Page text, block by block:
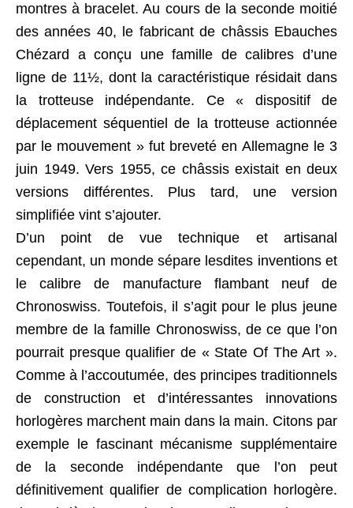
montres à bracelet. Au cours de la seconde moitié
des années 40, le fabricant de châssis Ebauches
Chézard a conçu une famille de calibres d’une
ligne de 11½, dont la caractéristique résidait dans
la trotteuse indépendante. Ce « dispositif de
déplacement séquentiel de la trotteuse actionnée
par le mouvement » fut breveté en Allemagne le 3
juin 1949. Vers 1955, ce châssis existait en deux
versions différentes. Plus tard, une version
simplifiée vint s’ajouter.
D’un point de vue technique et artisanal
cependant, un monde sépare lesdites inventions et
le calibre de manufacture flambant neuf de
Chronoswiss. Toutefois, il s’agit pour le plus jeune
membre de la famille Chronoswiss, de ce que l’on
pourrait presque qualifier de « State Of The Art ».
Comme à l’accoutumée, des principes traditionnels
de construction et d’intéressantes innovations
horlogères marchent main dans la main. Citons par
exemple le fascinant mécanisme supplémentaire
de la seconde indépendante que l’on peut
définitivement qualifier de complication horlogère.